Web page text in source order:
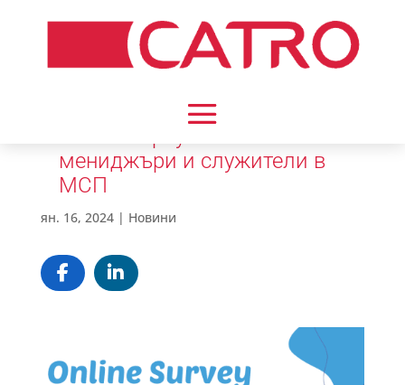
мениджъри и служители в
МСП
ян. 16, 2024| Новини